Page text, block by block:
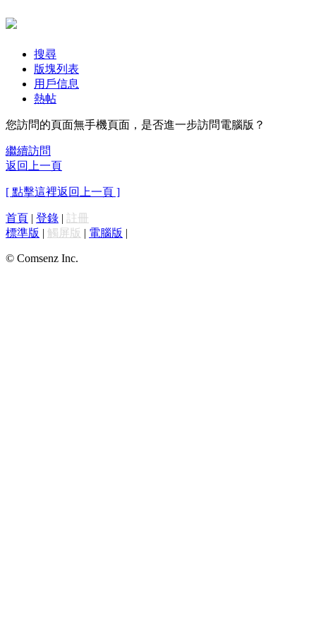
搜尋
版塊列表
用戶信息
熱帖
您訪問的頁面無手機頁面，是否進一步訪問電腦版？
繼續訪問
返回上一頁
[ 點擊這裡返回上一頁 ]
首頁 | 登錄 | 註冊
標準版 | 觸屏版 | 電腦版 |
© Comsenz Inc.